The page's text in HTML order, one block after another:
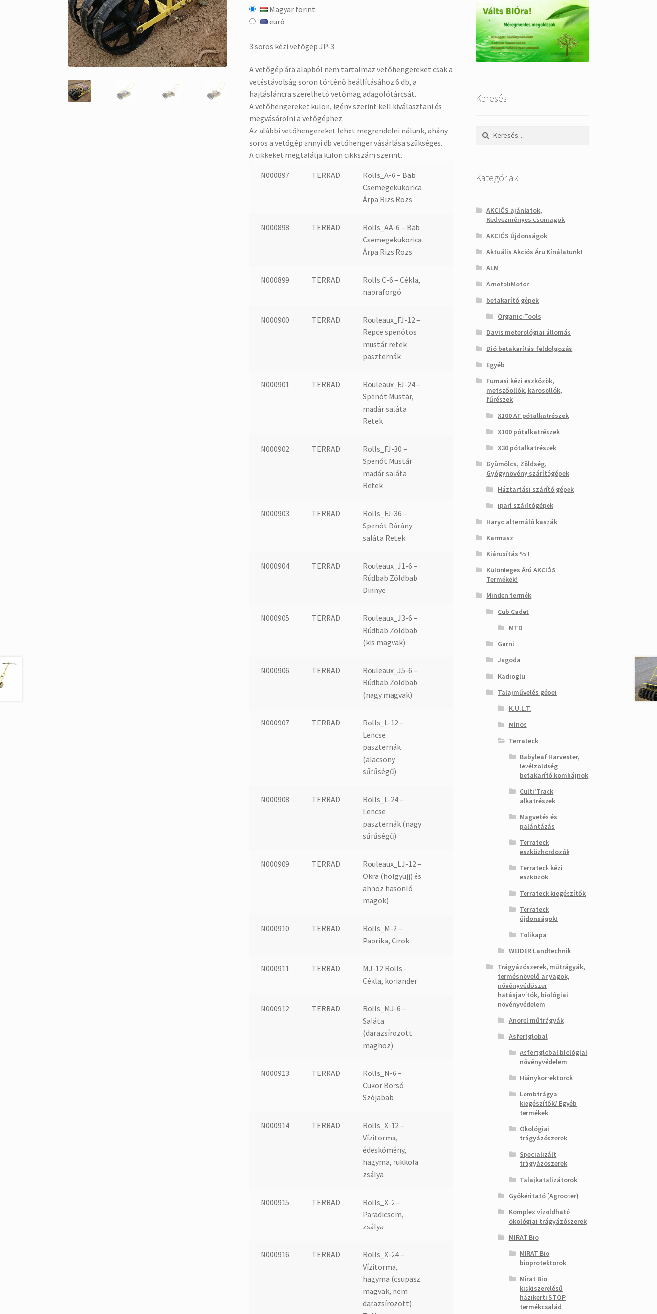
was:
Magyar forint
euró
3 soros kézi vetőgép JP-3
A vetőgép ára alapból nem tartalmaz vetőhengereket csak a
vetéstávolság soron történő beállításához 6 db, a
hajtásláncra szerelhető vetőmag adagolótárcsát.
A vetőhengereket külön, igény szerint kell kiválasztani és
megvásárolni a vetőgéphez.
Az alábbi vetőhengereket lehet megrendelni nálunk, ahány
soros a vetőgép annyi db vetőhenger vásárlása szükséges.
A cikkeket megtalálja külön cikkszám szerint.
N000897 TERRAD
Rolls_A-6 – Bab
Csemegekukorica
Árpa Rizs Rozs
N000898 TERRAD
Rolls_AA-6 – Bab
Csemegekukorica
Árpa Rizs Rozs
N000899 TERRAD
Rolls C-6 – Cékla,
napraforgó
N000900 TERRAD
Rouleaux_FJ-12 –
Repce spenótos
mustár retek
paszternák
N000901 TERRAD
Rouleaux_FJ-24 –
Spenót Mustár,
madár saláta
Retek
N000902 TERRAD
Rolls_FJ-30 –
Spenót Mustár
madár saláta
Retek
N000903 TERRAD
Rolls_FJ-36 –
Spenót Bárány
saláta Retek
N000904 TERRAD
Rouleaux_J1-6 –
Rúdbab Zöldbab
Dinnye
N000905 TERRAD
Rouleaux_J3-6 –
Rúdbab Zöldbab
(kis magvak)
N000906 TERRAD
Rouleaux_J5-6 –
Rúdbab Zöldbab
(nagy magvak)
N000907 TERRAD
Rolls_L-12 –
Lencse
paszternák
(alacsony
sűrűségű)
N000908 TERRAD
Rolls_L-24 –
Lencse
paszternák (nagy
sűrűségű)
N000909 TERRAD
Rouleaux_LJ-12 –
Okra (hölgyujj) és
ahhoz hasonló
magok)
N000910 TERRAD
Rolls_M-2 –
Paprika, Cirok
N000911 TERRAD
MJ-12 Rolls -
Cékla, koriander
N000912 TERRAD
Rolls_MJ-6 –
Saláta
(darazsírozott
maghoz)
N000913 TERRAD
Rolls_N-6 –
Cukor Borsó
Szójabab
N000914 TERRAD
Rolls_X-12 –
Vízitorma,
édeskömény,
hagyma, rukkola
zsálya
N000915 TERRAD
Rolls_X-2 –
Paradicsom,
zsálya
N000916 TERRAD
Rolls_X-24 –
Vízitorma,
hagyma (csupasz
magvak, nem
darazsírozott)
Keresés
Keresés:
Kategóriák
AKCIÓS ajánlatok,
Kedvezményes csomagok
AKCIÓS Újdonságok!
Aktuális Akciós Áru Kínálatunk!
ALM
ArnetoliMotor
betakarító gépek
Organic-Tools
Davis meterológiai állomás
Dió betakarítás feldolgozás
Egyéb
Fumasi kézi eszközök,
metszőollók, karosollók,
fűrészek
X100 AF pótalkatrészek
X100 pótalkatrészek
X30 pótalkatrészek
Gyümölcs, Zöldség,
Gyógynövény szárítógépek
Háztartási szárító gépek
Ipari szárítógépek
Haryo alternáló kaszák
Karmasz
Kiárusítás % !
Különleges Árú AKCIÓS
Termékek!
Minden termék
Cub Cadet
MTD
Garni
Jagoda
Kadioglu
Talajművelés gépei
K.U.L.T.
Minos
Terrateck
Babyleaf Harvester,
levélzöldség
betakarító kombájnok
Culti'Track
alkatrészek
Magvetés és
palántázás
Terrateck
eszközhordozók
Terrateck kézi
eszközök
Terrateck kiegészítők
Terrateck
újdonságok!
Tolikapa
WEIDER Landtechnik
Trágyázószerek, műtrágyák,
termésnövelő anyagok,
növényvédőszer
hatásjavítók, biológiai
növényvédelem
Anorel műtrágyák
Asfertglobal
Asfertglobal biológiai
növényvédelem
Hiánykorrektorok
Lombtrágya
kiegészítők/ Egyéb
termékek
Ökológiai
trágyázószerek
Specializált
trágyázószerek
Talajkatalizátorok
Gyökéritató (Agrooter)
Komplex vízoldható
ökológiai trágyázószerek
MIRAT Bio
MIRAT Bio
bioprotektorok
Mirat Bio
kiskiszerelésű
házikerti STOP
termékcsalád